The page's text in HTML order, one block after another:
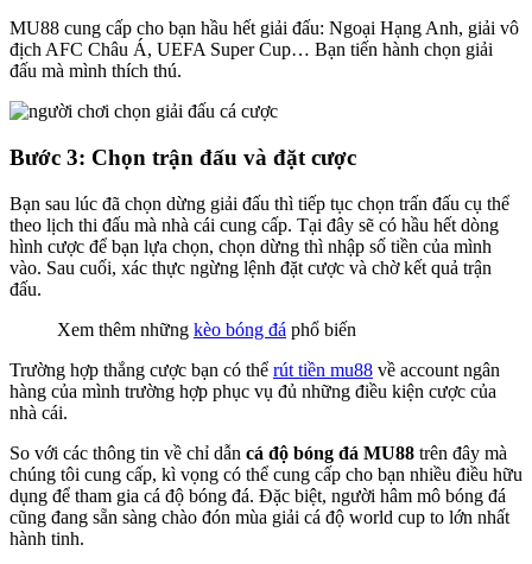
MU88 cung cấp cho bạn hầu hết giải đấu: Ngoại Hạng Anh, giải vô
địch AFC Châu Á, UEFA Super Cup… Bạn tiến hành chọn giải
đấu mà mình thích thú.
Bước 3: Chọn trận đấu và đặt cược
Bạn sau lúc đã chọn dừng giải đấu thì tiếp tục chọn trấn đấu cụ thể
theo lịch thi đấu mà nhà cái cung cấp. Tại đây sẽ có hầu hết dòng
hình cược để bạn lựa chọn, chọn dừng thì nhập số tiền của mình
vào. Sau cuối, xác thực ngừng lệnh đặt cược và chờ kết quả trận
đấu.
Xem thêm những kèo bóng đá phổ biến
Trường hợp thắng cược bạn có thể rút tiền mu88 về account ngân
hàng của mình trường hợp phục vụ đủ những điều kiện cược của
nhà cái.
So với các thông tin về chỉ dẫn cá độ bóng đá MU88 trên đây mà
chúng tôi cung cấp, kì vọng có thể cung cấp cho bạn nhiều điều hữu
dụng để tham gia cá độ bóng đá. Đặc biệt, người hâm mô bóng đá
cũng đang sẵn sàng chào đón mùa giải cá độ world cup to lớn nhất
hành tinh.